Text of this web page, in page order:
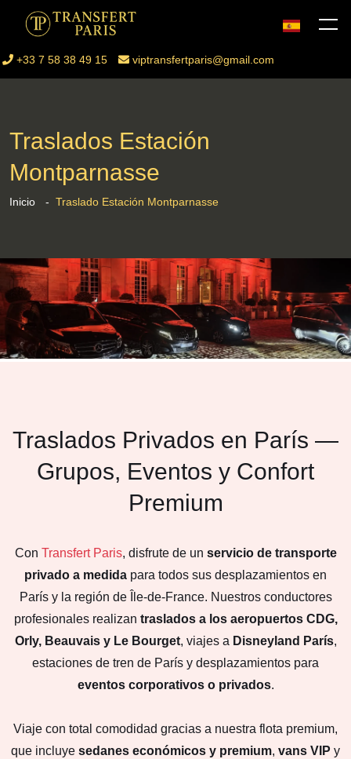
+33 7 58 38 49 15 viptransfertparis@gmail.com
Traslados Estación
Montparnasse
Inicio Traslado Estación Montparnasse
Traslados Privados en París —
Grupos, Eventos y Confort
Premium
Con Transfert Paris, disfrute de un servicio de transporte
privado a medida para todos sus desplazamientos en
París y la región de Île-de-France. Nuestros conductores
profesionales realizan traslados a los aeropuertos CDG,
Orly, Beauvais y Le Bourget, viajes a Disneyland París,
estaciones de tren de París y desplazamientos para
eventos corporativos o privados.
Viaje con total comodidad gracias a nuestra flota premium,
que incluye sedanes económicos y premium, vans VIP y